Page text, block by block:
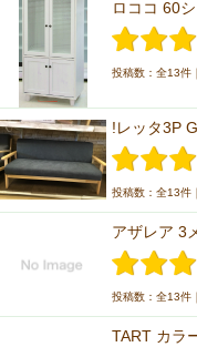
ロココ 60
投稿数：全13件
!レッタ3P
投稿数：全13件
アザレア 3
投稿数：全13件
TART カラ